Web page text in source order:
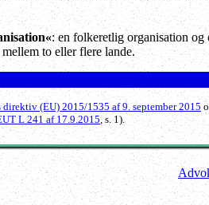
: en folkeretlig organisation og
to eller flere lande.
direktiv (EU) 2015/1535 af 9. september 2015
L 241 af 17.9.2015, s. 1).